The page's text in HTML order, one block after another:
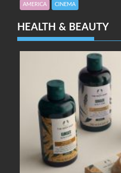
AMERICA CINEMA
HEALTH & BEAUTY